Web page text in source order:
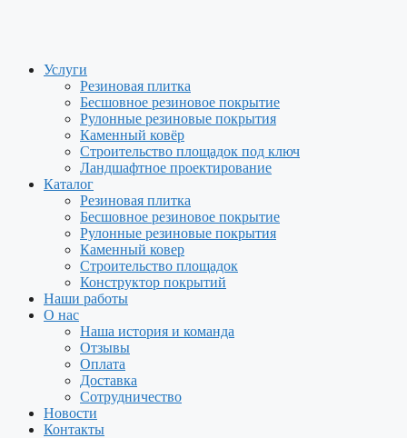
Услуги
Резиновая плитка
Бесшовное резиновое покрытие
Рулонные резиновые покрытия
Каменный ковёр
Строительство площадок под ключ
Ландшафтное проектирование
Каталог
Резиновая плитка
Бесшовное резиновое покрытие
Рулонные резиновые покрытия
Каменный ковер
Строительство площадок
Конструктор покрытий
Наши работы
О нас
Наша история и команда
Отзывы
Оплата
Доставка
Сотрудничество
Новости
Контакты